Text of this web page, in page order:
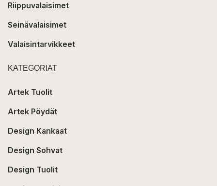
Riippuvalaisimet
Seinävalaisimet
Valaisintarvikkeet
KATEGORIAT
Artek Tuolit
Artek Pöydät
Design Kankaat
Design Sohvat
Design Tuolit